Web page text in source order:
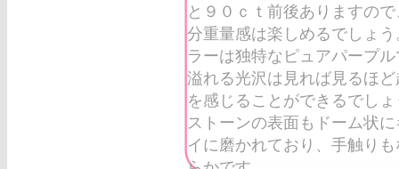
と９０ｃｔ前後ありますの
分重量感は楽しめるでしょう
ラーは独特なピュアパープ
溢れる光沢は見れば見るほど
を感じることができるでし
ストーンの表面もドーム状
イに磨かれており、手触り